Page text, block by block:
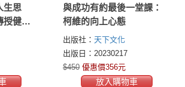
生思
授健康
心富
與成功有約最後一堂課：
柯維的向上心態
出版社： 天下文化
出版日：20230217
$450 優惠價356元
放入購物車